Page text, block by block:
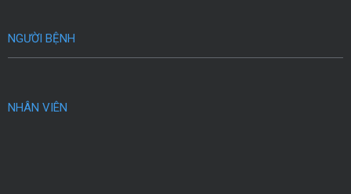
NGƯỜI BỆNH
NHÂN VIÊN